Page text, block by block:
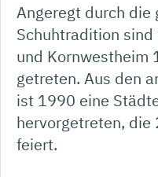
Angeregt durch die
Schuhtradition
und Kornwestheim
getreten. Aus den
ist 1990 eine
hervorgetreten,
feiert.